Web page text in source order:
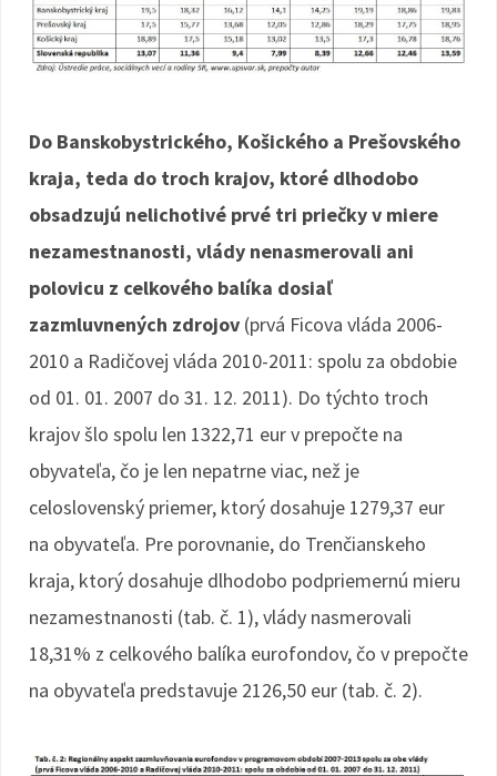
Do Banskobystrického, Košického a Prešovského
kraja, teda do troch krajov, ktoré dlhodobo
obsadzujú nelichotivé prvé tri priečky v miere
nezamestnanosti, vlády nenasmerovali ani
polovicu z celkového balíka dosiaľ
zazmluvnených zdrojov (prvá Ficova vláda 2006-
2010 a Radičovej vláda 2010-2011: spolu za obdobie
od 01. 01. 2007 do 31. 12. 2011). Do týchto troch
krajov šlo spolu len 1322,71 eur v prepočte na
obyvateľa, čo je len nepatrne viac, než je
celoslovenský priemer, ktorý dosahuje 1279,37 eur
na obyvateľa. Pre porovnanie, do Trenčianskeho
kraja, ktorý dosahuje dlhodobo podpriemernú mieru
nezamestnanosti (tab. č. 1), vlády nasmerovali
18,31% z celkového balíka eurofondov, čo v prepočte
na obyvateľa predstavuje 2126,50 eur (tab. č. 2).